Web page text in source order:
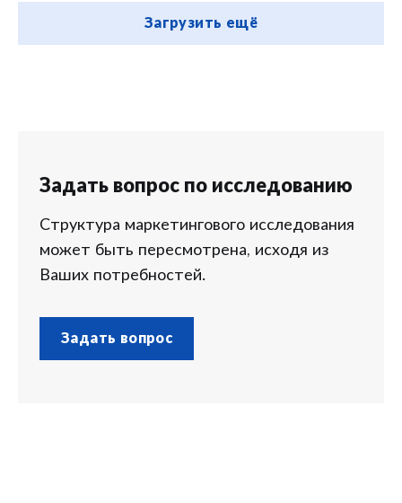
Загрузить ещё
Задать вопрос по исследованию
Структура маркетингового исследования
может быть пересмотрена, исходя из
Ваших потребностей.
Задать вопрос